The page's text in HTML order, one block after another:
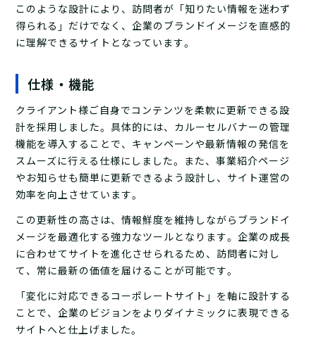
このような設計により、訪問者が「知りたい情報を迷わず
得られる」だけでなく、企業のブランドイメージを直感的
に理解できるサイトとなっています。
仕様・機能
クライアント様ご自身でコンテンツを柔軟に更新できる設
計を採用しました。具体的には、カルーセルバナーの管理
機能を導入することで、キャンペーンや最新情報の発信を
スムーズに行える仕様にしました。また、事業紹介ページ
やお知らせも簡単に更新できるよう設計し、サイト運営の
効率を向上させています。
この更新性の高さは、情報鮮度を維持しながらブランドイ
メージを最適化する強力なツールとなります。企業の成長
に合わせてサイトを進化させられるため、訪問者に対し
て、常に最新の価値を届けることが可能です。
「変化に対応できるコーポレートサイト」を軸に設計する
ことで、企業のビジョンをよりダイナミックに表現できる
サイトへと仕上げました。